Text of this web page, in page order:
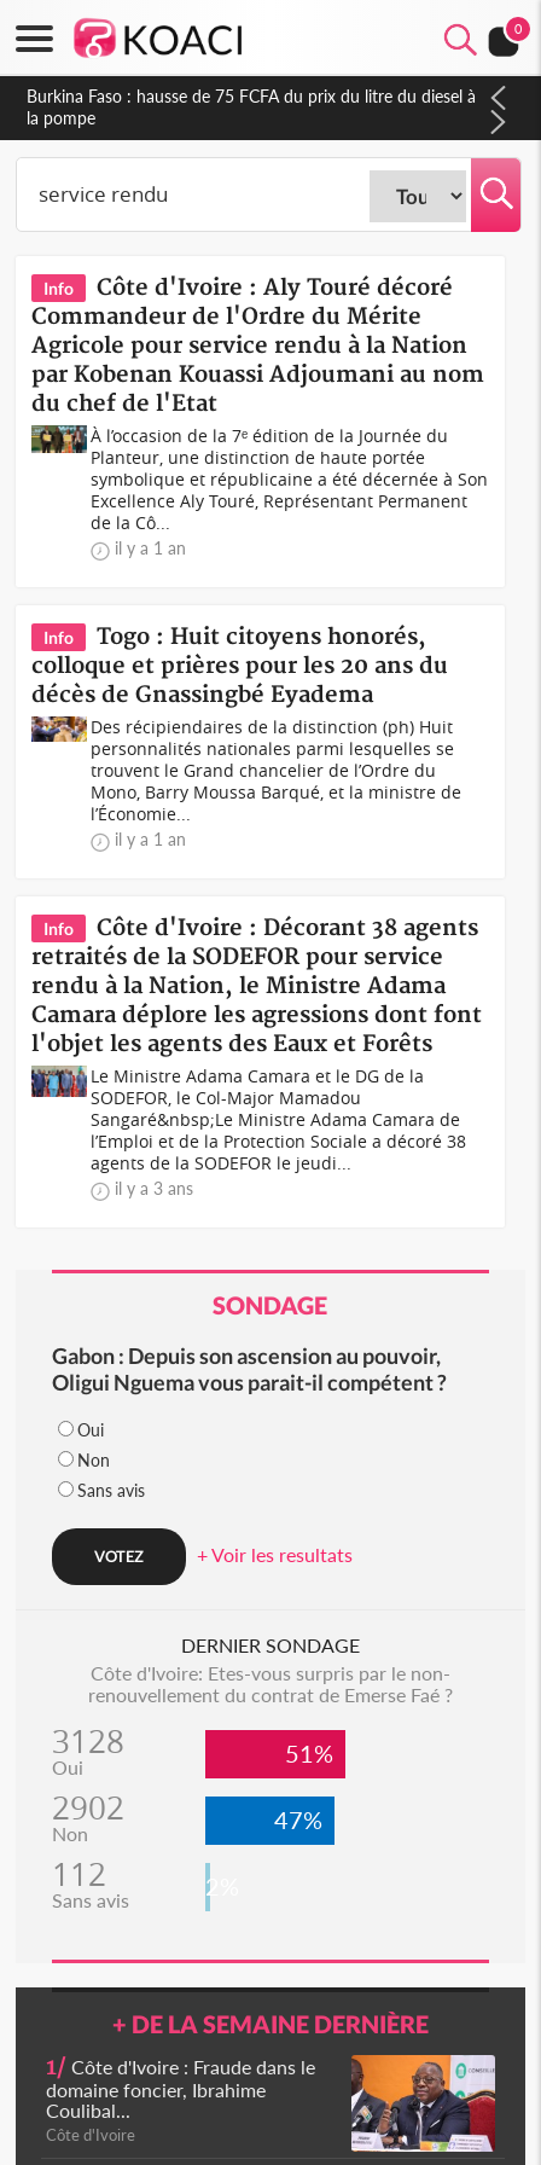
0
Burkina Faso : hausse de 75 FCFA du prix du litre du diesel à
la pompe
Info
Côte d'Ivoire : Aly Touré décoré
Commandeur de l'Ordre du Mérite
Agricole pour service rendu à la Nation
par Kobenan Kouassi Adjoumani au nom
du chef de l'Etat
À l’occasion de la 7ᵉ édition de la Journée du
Planteur, une distinction de haute portée
symbolique et républicaine a été décernée à Son
Excellence Aly Touré, Représentant Permanent
de la Cô...
il y a 1 an
Info
Togo : Huit citoyens honorés,
colloque et prières pour les 20 ans du
décès de Gnassingbé Eyadema
Des récipiendaires de la distinction (ph) Huit
personnalités nationales parmi lesquelles se
trouvent le Grand chancelier de l’Ordre du
Mono, Barry Moussa Barqué, et la ministre de
l’Économie...
il y a 1 an
Info
Côte d'Ivoire : Décorant 38 agents
retraités de la SODEFOR pour service
rendu à la Nation, le Ministre Adama
Camara déplore les agressions dont font
l'objet les agents des Eaux et Forêts
Le Ministre Adama Camara et le DG de la
SODEFOR, le Col-Major Mamadou
Sangaré&nbsp;Le Ministre Adama Camara de
l’Emploi et de la Protection Sociale a décoré 38
agents de la SODEFOR le jeudi...
il y a 3 ans
SONDAGE
Gabon : Depuis son ascension au pouvoir,
Oligui Nguema vous parait-il compétent ?
Oui
Non
Sans avis
+ Voir les resultats
DERNIER SONDAGE
Côte d'Ivoire: Etes-vous surpris par le non-
renouvellement du contrat de Emerse Faé ?
3128
Oui 51%
2902
Non 47%
112
Sans avis 2%
+ DE LA SEMAINE DERNIÈRE
1/ Côte d'Ivoire : Fraude dans le
domaine foncier, Ibrahime
Coulibal...
Côte d'Ivoire